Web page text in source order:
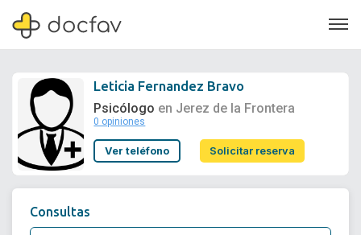
Soporte
Leticia Fernandez Bravo
Psicólogo en Jerez de la Frontera
0 opiniones
Ver teléfono Solicitar reserva
Consultas